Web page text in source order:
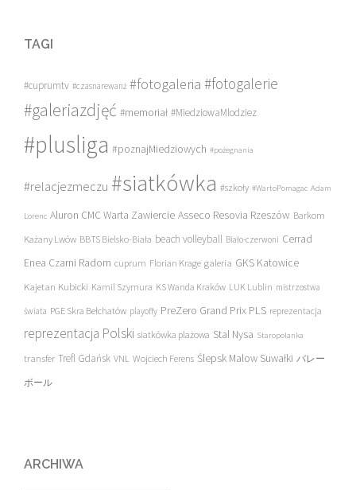
TAGI
#cuprumtv #czasnarewanż #fotogaleria #fotogalerie
#galeriazdjęć #memoriał #MiedziowaMlodziez
#plusliga #poznajMiedziowych #pożegnania
#relacjezmeczu #siatkówka #szkoły #WartoPomagac Adam
Lorenc Aluron CMC Warta Zawiercie Asseco Resovia Rzeszów Barkom
Każany Lwów BBTS Bielsko-Biała beach volleyball Biało-czerwoni Cerrad
Enea Czarni Radom cuprum Florian Krage galeria GKS Katowice
Kajetan Kubicki Kamil Szymura KS Wanda Kraków LUK Lublin mistrzostwa
świata PGE Skra Bełchatów playoffy PreZero Grand Prix PLS reprezentacja
reprezentacja Polski siatkówka plażowa Stal Nysa Staropolanka
transfer Trefl Gdańsk VNL Wojciech Ferens Ślepsk Malow Suwałki バレー
ボール
ARCHIWA